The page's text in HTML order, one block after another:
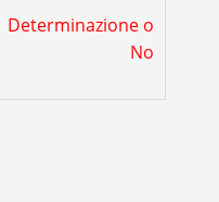
Determinazione o
No